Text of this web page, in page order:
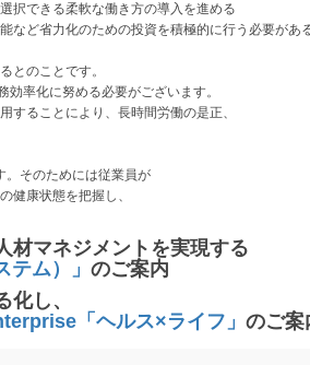
択できる柔軟な働き方の導入を進める
ど省力化のための投資を積極的に行う必要があ
とのことです。
率化に努める必要がございます。
することにより、長時間労働の是正、
。そのためには従業員が
健康状態を把握し、
材マネジメントを実現する
ム）」 のご案内
し、
「ヘルス×ライフ」 のご案